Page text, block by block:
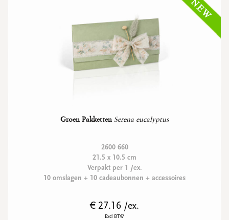
Groen Pakketten Serena eucalyptus
2600 660
21.5 x 10.5 cm
Verpakt per 1 /ex.
10 omslagen + 10 cadeaubonnen + accessoires
€ 27.16 /ex.
Excl BTW